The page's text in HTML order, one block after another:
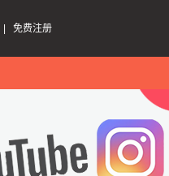
免费注册